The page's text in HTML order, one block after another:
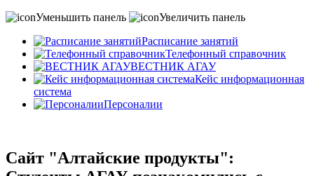
Уменьшить панель
Увеличить панель
Расписание занятий
Телефонный справочник
ВЕСТНИК АГАУ
Кейс информационная
система
Персоналии
Сайт "Алтайские продукты":